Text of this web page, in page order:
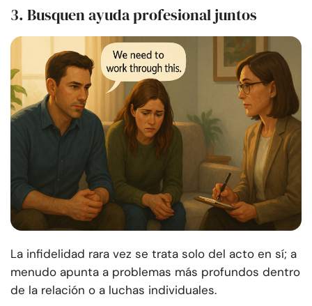
3. Busquen ayuda profesional juntos
La infidelidad rara vez se trata solo del acto en sí; a
menudo apunta a problemas más profundos dentro
de la relación o a luchas individuales.